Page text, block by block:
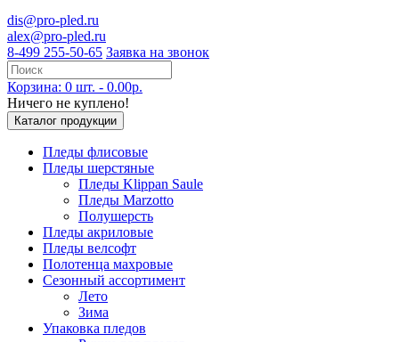
dis@pro-pled.ru
alex@pro-pled.ru
8-499 255-50-65 Заявка на звонок
Корзина: 0 шт. - 0.00р.
Ничего не куплено!
Каталог продукции
Пледы флисовые
Пледы шерстяные
Пледы Klippan Saule
Пледы Marzotto
Полушерсть
Пледы акриловые
Пледы велсофт
Полотенца махровые
Сезонный ассортимент
Лето
Зима
Упаковка пледов